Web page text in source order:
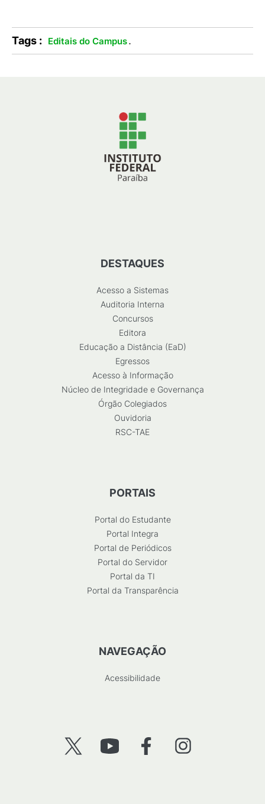
Tags : Editais do Campus.
DESTAQUES
Acesso a Sistemas
Auditoria Interna
Concursos
Editora
Educação a Distância (EaD)
Egressos
Acesso à Informação
Núcleo de Integridade e Governança
Órgão Colegiados
Ouvidoria
RSC-TAE
PORTAIS
Portal do Estudante
Portal Integra
Portal de Periódicos
Portal do Servidor
Portal da TI
Portal da Transparência
NAVEGAÇÃO
Acessibilidade